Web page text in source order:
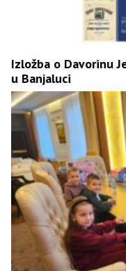
Izložba o Davorinu
u Banjaluci